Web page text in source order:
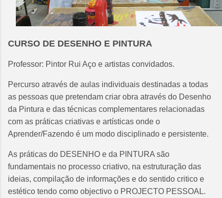
CURSO DE DESENHO E PINTURA
Professor: Pintor Rui Aço e artistas convidados.
Percurso através de aulas individuais destinadas a todas
as pessoas que pretendam criar obra através do Desenho
da Pintura e das técnicas complementares relacionadas
com as práticas criativas e artísticas onde o
Aprender/Fazendo é um modo disciplinado e persistente.
As práticas do DESENHO e da PINTURA são
fundamentais no processo criativo, na estruturação das
ideias, compilação de informações e do sentido critico e
estético tendo como objectivo o PROJECTO PESSOAL.